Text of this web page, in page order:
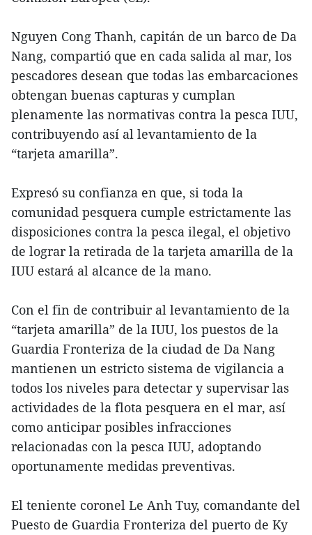
Nguyen Cong Thanh, capitán de un barco de Da
Nang, compartió que en cada salida al mar, los
pescadores desean que todas las embarcaciones
obtengan buenas capturas y cumplan
plenamente las normativas contra la pesca IUU,
contribuyendo así al levantamiento de la
“tarjeta amarilla”.
Expresó su confianza en que, si toda la
comunidad pesquera cumple estrictamente las
disposiciones contra la pesca ilegal, el objetivo
de lograr la retirada de la tarjeta amarilla de la
IUU estará al alcance de la mano.
Con el fin de contribuir al levantamiento de la
“tarjeta amarilla” de la IUU, los puestos de la
Guardia Fronteriza de la ciudad de Da Nang
mantienen un estricto sistema de vigilancia a
todos los niveles para detectar y supervisar las
actividades de la flota pesquera en el mar, así
como anticipar posibles infracciones
relacionadas con la pesca IUU, adoptando
oportunamente medidas preventivas.
El teniente coronel Le Anh Tuy, comandante del
Puesto de Guardia Fronteriza del puerto de Ky